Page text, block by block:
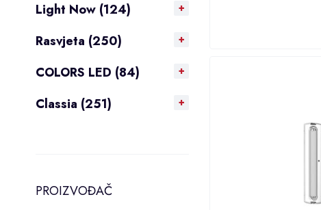
Light Now (124)
Rasvjeta (250)
COLORS LED (84)
Classia (251)
PROIZVOĐAČ